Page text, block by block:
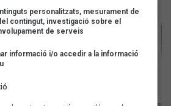
personalitzats, mesurament de
contingut, investigació sobre el
de serveis
informació i/o accedir a la informació